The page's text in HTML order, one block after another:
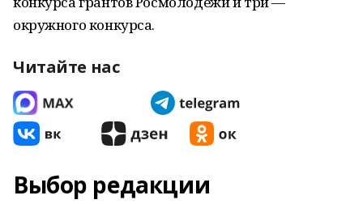
окружного конкурса.
Читайте нас
Выбор редакции